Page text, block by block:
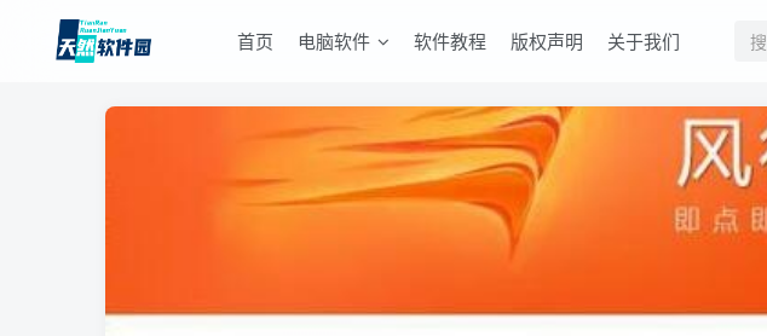
首页 电脑软件 软件教程 版权声明 关于我们